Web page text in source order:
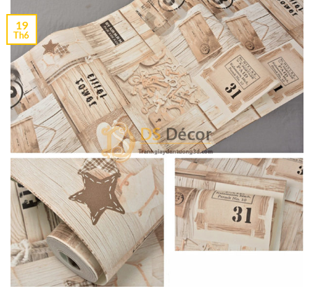
19
Th6